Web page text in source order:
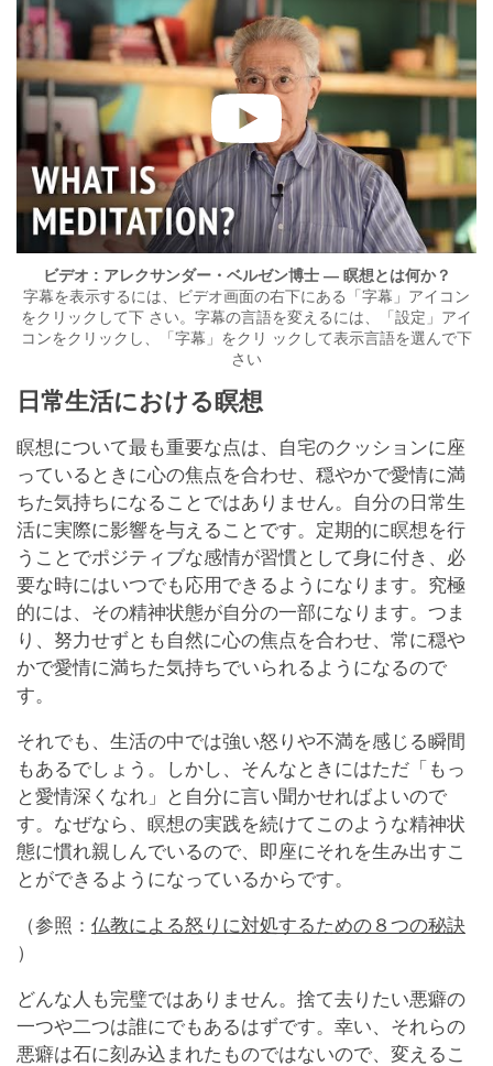
ビデオ : アレクサンダー・ベルゼン博士 — 瞑想とは何か？
字幕を表示するには、ビデオ画面の右下にある「字幕」アイコン
をクリックして下 さい。字幕の言語を変えるには、「設定」アイ
コンをクリックし、「字幕」をクリ ックして表示言語を選んで下
さい
日常生活における瞑想
瞑想について最も重要な点は、自宅のクッションに座
っているときに心の焦点を合わせ、穏やかで愛情に満
ちた気持ちになることではありません。自分の日常生
活に実際に影響を与えることです。定期的に瞑想を行
うことでポジティブな感情が習慣として身に付き、必
要な時にはいつでも応用できるようになります。究極
的には、その精神状態が自分の一部になります。つま
り、努力せずとも自然に心の焦点を合わせ、常に穏や
かで愛情に満ちた気持ちでいられるようになるので
す。
それでも、生活の中では強い怒りや不満を感じる瞬間
もあるでしょう。しかし、そんなときにはただ「もっ
と愛情深くなれ」と自分に言い聞かせればよいので
す。なぜなら、瞑想の実践を続けてこのような精神状
態に慣れ親しんでいるので、即座にそれを生み出すこ
とができるようになっているからです。
（参照： 仏教による怒りに対処するための８つの秘訣
）
どんな人も完璧ではありません。捨て去りたい悪癖の
一つや二つは誰にでもあるはずです。幸い、それらの
悪癖は石に刻み込まれたものではないので、変えるこ